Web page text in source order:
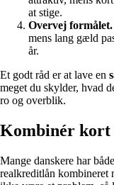
at stige.
Overvej formålet.
mens lang gæld
år.
Et godt råd er at lave en
meget du skylder, hvad
ro og overblik.
Kombinér kort
Mange danskere har
realkreditlån kombineret